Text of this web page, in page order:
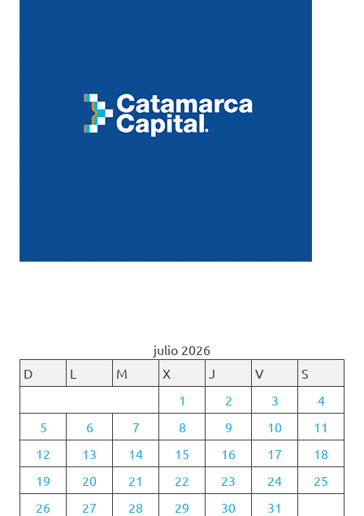
julio 2026
D
L M X J V
S
1
2 3
4
5
6 7 8 9 10
11
12
13 14 15 16 17
18
19
20 21 22 23 24
25
26
27 28 29 30 31